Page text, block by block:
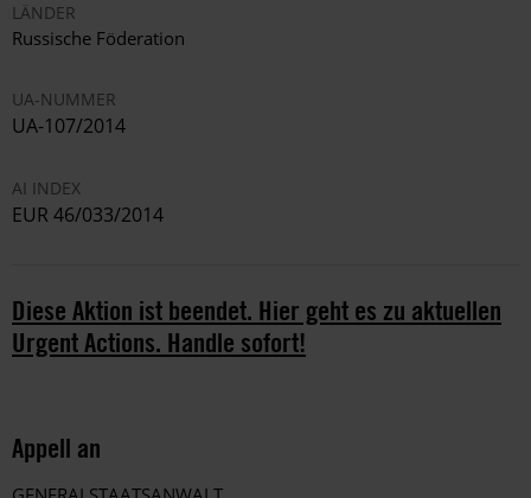
LÄNDER
Russische Föderation
UA-NUMMER
UA-107/2014
AI INDEX
EUR 46/033/2014
Diese Aktion ist beendet. Hier geht es zu aktuellen
Urgent Actions. Handle sofort!
Appell an